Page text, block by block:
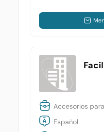
Accesorios
Español